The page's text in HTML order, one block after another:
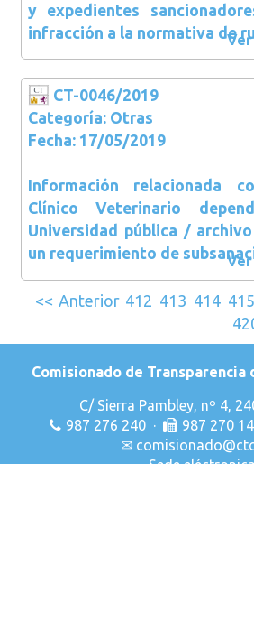
y expedientes
infracción a la normativa de
CT-0046/2019
Categoría: Otras
Fecha: 17/05/2019
Información relacionada
Clínico Veterinario
Universidad pública /
un requerimiento de
<< Anterior 412 413 414 415
Comisionado de Transparencia
C/ Sierra Pambley, nº 4,
987 276 240 ·
987 270
✉
Sede